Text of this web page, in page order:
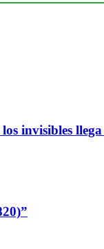
invisibles